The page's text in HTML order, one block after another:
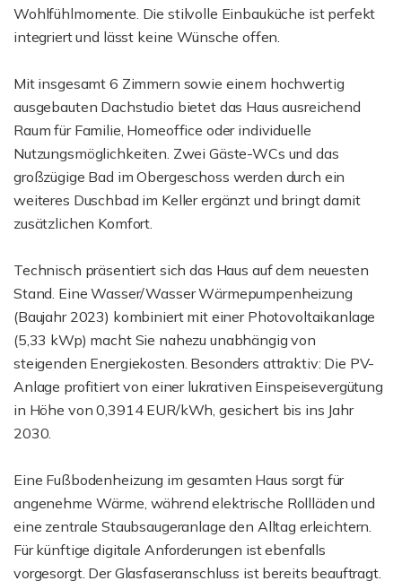
Wohlfühlmomente. Die stilvolle Einbauküche ist perfekt
integriert und lässt keine Wünsche offen.
Mit insgesamt 6 Zimmern sowie einem hochwertig
ausgebauten Dachstudio bietet das Haus ausreichend
Raum für Familie, Homeoffice oder individuelle
Nutzungsmöglichkeiten. Zwei Gäste-WCs und das
großzügige Bad im Obergeschoss werden durch ein
weiteres Duschbad im Keller ergänzt und bringt damit
zusätzlichen Komfort.
Technisch präsentiert sich das Haus auf dem neuesten
Stand. Eine Wasser/Wasser Wärmepumpenheizung
(Baujahr 2023) kombiniert mit einer Photovoltaikanlage
(5,33 kWp) macht Sie nahezu unabhängig von
steigenden Energiekosten. Besonders attraktiv: Die PV-
Anlage profitiert von einer lukrativen Einspeisevergütung
in Höhe von 0,3914 EUR/kWh, gesichert bis ins Jahr
2030.
Eine Fußbodenheizung im gesamten Haus sorgt für
angenehme Wärme, während elektrische Rollläden und
eine zentrale Staubsaugeranlage den Alltag erleichtern.
Für künftige digitale Anforderungen ist ebenfalls
vorgesorgt. Der Glasfaseranschluss ist bereits beauftragt.